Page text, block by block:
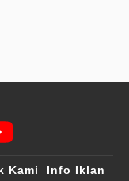
Kami
Info Iklan